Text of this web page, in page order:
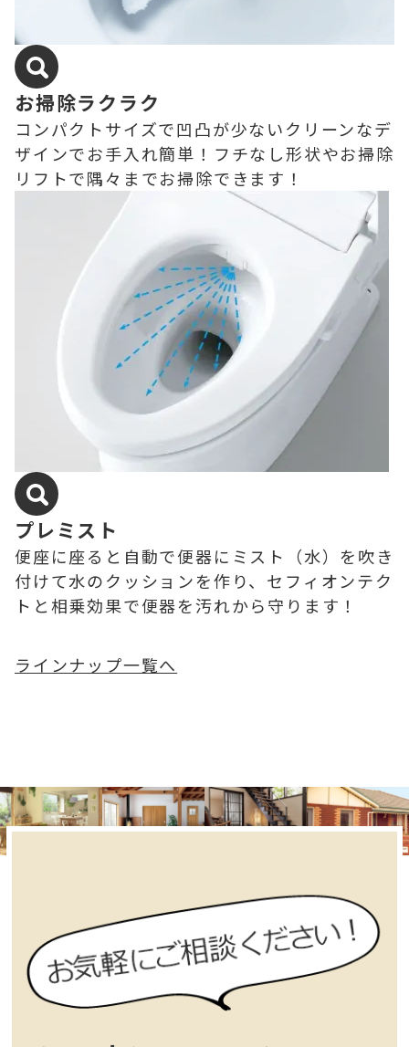
お掃除ラクラク
コンパクトサイズで凹凸が少ないクリーンなデ
ザインでお手入れ簡単！フチなし形状やお掃除
リフトで隅々までお掃除できます！
プレミスト
便座に座ると自動で便器にミスト（水）を吹き
付けて水のクッションを作り、セフィオンテク
トと相乗効果で便器を汚れから守ります！
ラインナップ一覧へ